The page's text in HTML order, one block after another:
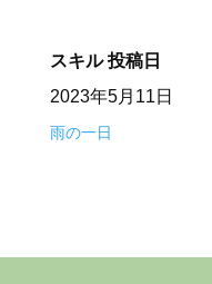
スキル 投稿日
2023年5月11日
雨の一日